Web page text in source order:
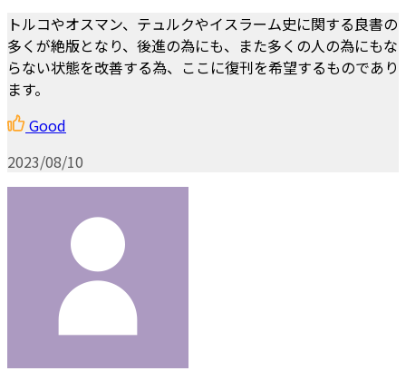
トルコやオスマン、テュルクやイスラーム史に関する良書の
多くが絶版となり、後進の為にも、また多くの人の為にもな
らない状態を改善する為、ここに復刊を希望するものであり
ます。
Good
2023/08/10